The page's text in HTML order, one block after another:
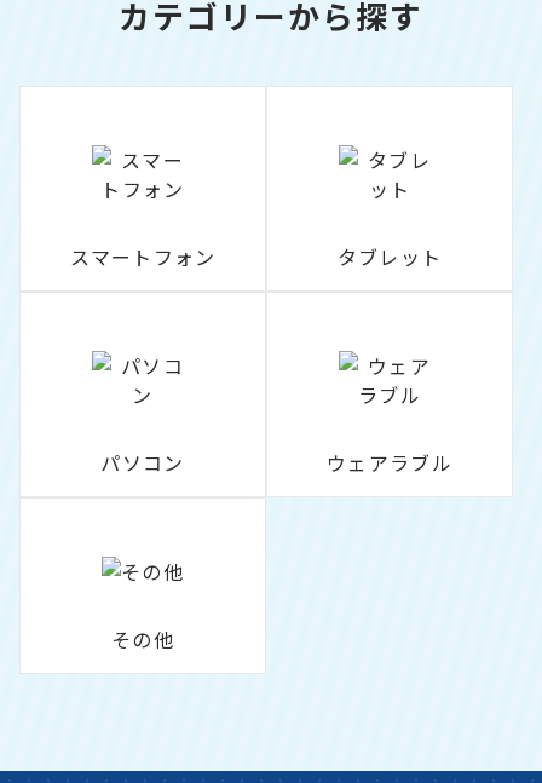
カテゴリーから探す
スマートフォン タブレット
パソコン ウェアラブル
その他